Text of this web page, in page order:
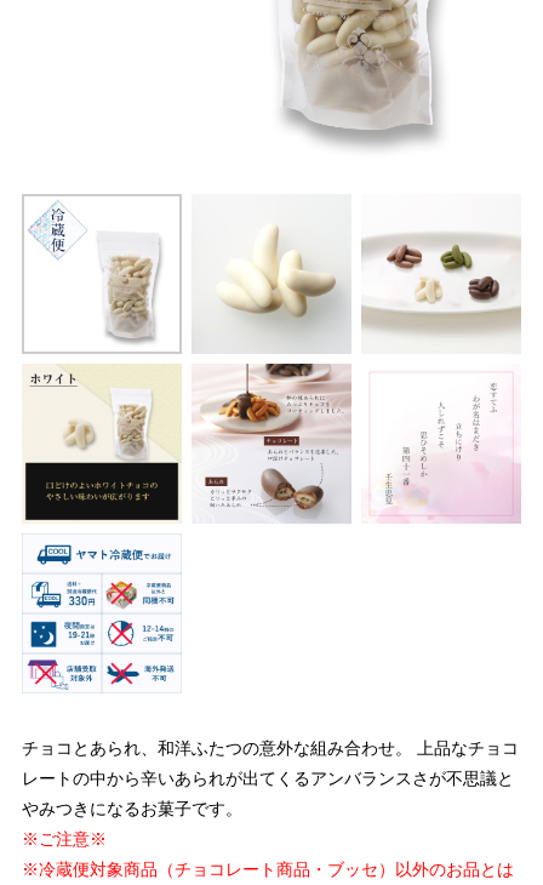
チョコとあられ、和洋ふたつの意外な組み合わせ。 上品なチョコ
レートの中から辛いあられが出てくるアンバランスさが不思議と
やみつきになるお菓子です。
※ご注意※
※冷蔵便対象商品（チョコレート商品・ブッセ）以外のお品とは